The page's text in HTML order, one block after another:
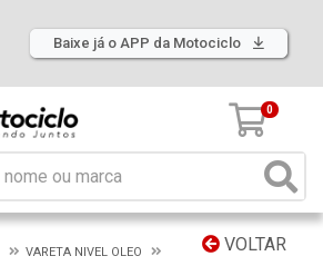
Baixe já o APP da Motociclo
0
VOLTAR
VARETA NIVEL OLEO